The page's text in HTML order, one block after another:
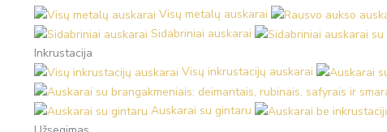
Visų metalų auskarai
Sidabriniai auskarai
Inkrustacija
Visų inkrustacijų auskarai
Auskarai su gintaru